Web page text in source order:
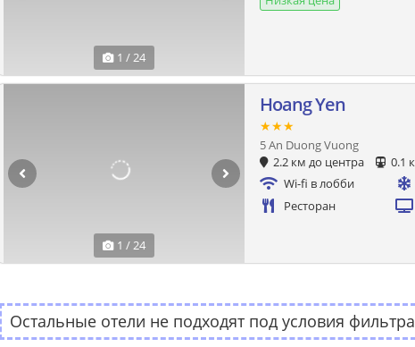
1 / 24
1 / 24
Hoang Yen
★★★
5 An Duong Vuong
2.2 км до центра
0.1
Wi-fi в лобби
Ресторан
Остальные отели не подходят под условия